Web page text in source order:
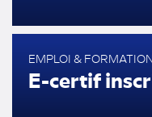
EMPLOI &
E-certif